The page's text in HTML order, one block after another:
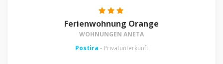
Ferienwohnung Orange
WOHNUNGEN ANETA
Postira - Privatunterkunft